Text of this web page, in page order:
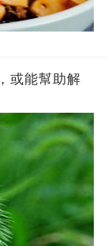
或能幫助解